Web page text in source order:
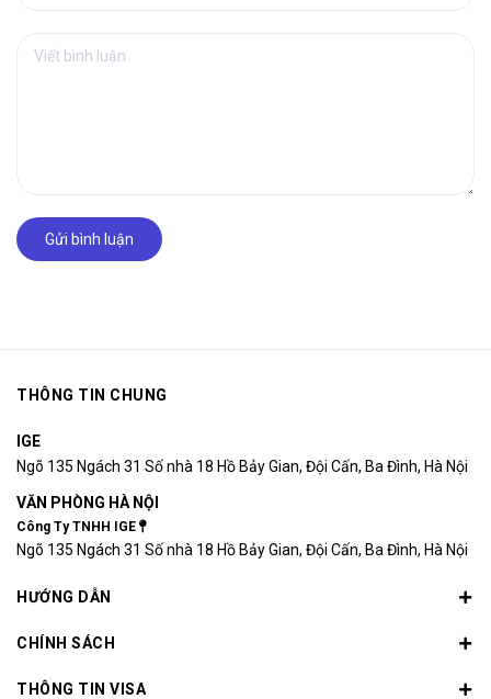
Gửi bình luận
THÔNG TIN CHUNG
IGE
Ngõ 135 Ngách 31 Số nhà 18 Hồ Bảy Gian, Đội Cấn, Ba Đình, Hà Nội
VĂN PHÒNG HÀ NỘI
Công Ty TNHH IGE
Ngõ 135 Ngách 31 Số nhà 18 Hồ Bảy Gian, Đội Cấn, Ba Đình, Hà Nội
HƯỚNG DẪN
CHÍNH SÁCH
THÔNG TIN VISA